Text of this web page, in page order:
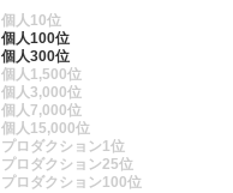
個人10位
個人100位
個人300位
個人1,500位
個人3,000位
個人7,000位
個人15,000位
プロダクション1位
プロダクション25位
プロダクション100位